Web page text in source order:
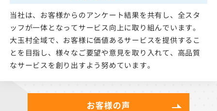
当社は、お客様からのアンケート結果を共有し、全スタ
ッフが一体となってサービス向上に取り組んでいます。
大玉村全域で、お客様に価値あるサービスを提供するこ
とを目指し、様々なご要望や意見を取り入れて、高品質
なサービスを創り出すよう努めています。
お客様の声